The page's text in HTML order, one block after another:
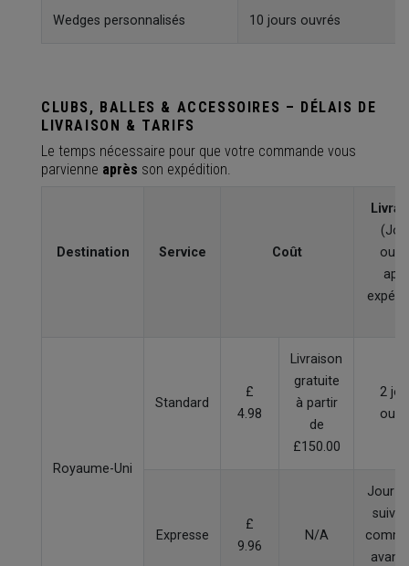
Wedges personnalisés 10 jours ouvrés
CLUBS, BALLES & ACCESSOIRES – DÉLAIS DE
LIVRAISON & TARIFS
Le temps nécessaire pour que votre commande vous
parvienne après son expédition.
Destination Service Coût
Royaume-Uni
Standard
£
4.98
Livraison
gratuite
à partir
de
£150.00
2
Expresse
£
9.96
N/A
Jour
avant